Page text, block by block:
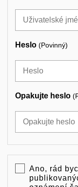
Heslo (Povinný)
Opakujte heslo
Ano, rád